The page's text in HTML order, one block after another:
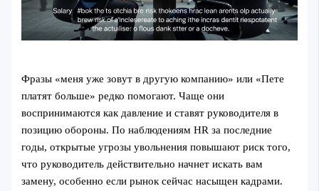
Фразы «меня уже зовут в другую компанию» или «Пете
платят больше» редко помогают. Чаще они
воспринимаются как давление и ставят руководителя в
позицию обороны. По наблюдениям HR за последние
годы, открытые угрозы увольнения повышают риск того,
что руководитель действительно начнет искать вам
замену, особенно если рынок сейчас насыщен кадрами.